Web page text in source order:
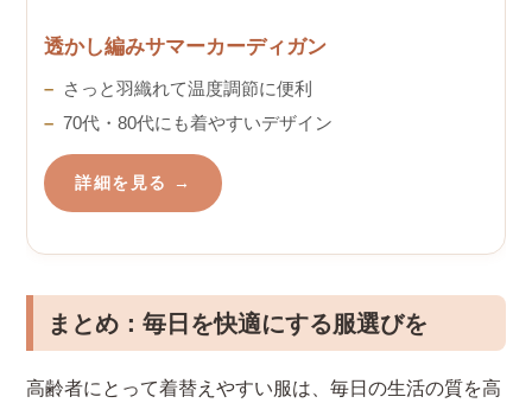
透かし編みサマーカーディガン
さっと羽織れて温度調節に便利
70代・80代にも着やすいデザイン
詳細を見る →
まとめ：毎日を快適にする服選びを
高齢者にとって着替えやすい服は、毎日の生活の質を高